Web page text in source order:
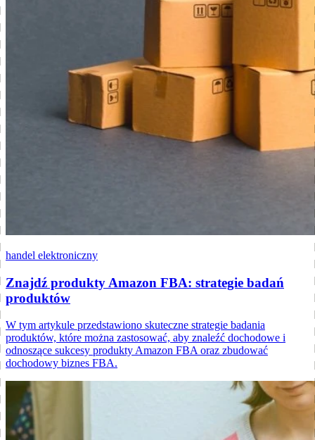
handel elektroniczny
Znajdź produkty Amazon FBA: strategie badań
produktów
W tym artykule przedstawiono skuteczne strategie badania
produktów, które można zastosować, aby znaleźć dochodowe i
odnoszące sukcesy produkty Amazon FBA oraz zbudować
dochodowy biznes FBA.